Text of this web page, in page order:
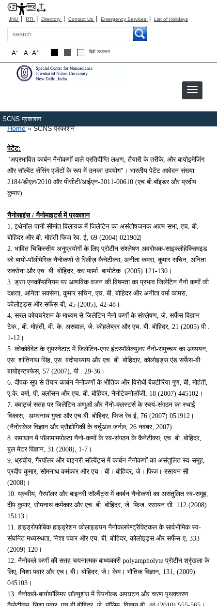
JNU | RTI | Directory | Contact Us | Emergency Services | List of Holidays
Search
A+
A
A- हिंदी रूपांतरण
SCNS प्रकाशन
Breadcrumb
Home SCNS प्रकाशन
पेटेंट:
"अप्रभावित कार्बन नैनोकणों वाले प्रतिदीप्ति लक्षण, तैयारी के तरीके, और बायोइमेजिंग
और सॉल्वेंट सेंसिंग एजेंटों के रूप में उनका उपयोग"। भारतीय पेटेंट आवेदन संख्या
2184/डीएल/2010 और पीसीटी/आईएन-2011-00610 (एच.बी.बॉइडर और प्रदीप
कुमार)
नैनोसाइंस / नैनोमाइटर्स में प्रकाशन
1. इथेनॉल-पानी सीमांत विलायक में जिलेटिन का असंतोषजनक आत्म-सभा, एच. बी.
बोहिदर और बी. मोहंती फिज रेव. ई, 69 (2004) 021902|
2. भावित चिकित्सीय अनुप्रयोगों के लिए प्रोटीन संश्लेषण अवरोधक-साइक्लोहेक्सिमइड
को बायो-पॉलीमेरिक नैनोकणों से रिलीज़ कैनेटीक्स, अनीता कमरा, कुमार सचिन, अनिता
सक्सेना और एच. बी. बोहिदर, कर फार्मा. बायोटेक. (2005) 121-130।
3. ड्रग एनकॉप्सनियम पर आणविक वजन की विषमता का प्रभाव जिलेटिन नैनो कणों की
दक्षता, अनिता सक्सेना, कुमार सचिन, एच. बी. बोहिदर और अनीता वर्मा कामरा,
कोलोइड्स और सर्फेस-बी, 45 (2005), 42-48।
4. सरल कोयचरेशन के माध्यम से जिलेटिन नैनो कणों के संश्लेषण, जे. सर्फेस विज्ञान
टेक., बी. मोहंती, वी. के. असवाल, जे. कोहलेब्रर और एच. बी. बोहिदर, 21 (2005) पी .
1-12।
5. कोकोवेवेट के सुपरनेटाट में जिलेटिन-एगर इंटरमॉलेक्युलर नैनो-समुच्चय का अध्ययन,
एस. शांतिनाथ सिंह, एस. बंदोपाध्याय और एच. बी. बोहिदार, कोलोइड्स एंड सर्फेस-बी:
बायोइन्टरफेस, 57 (2007), पी . 29-36।
6. दीपक सूप से तैयार कार्बन नैनोकणों के भौतिक और विरोधी बैक्टीरिया गुण, बी, मोहंती,
ए.के. वर्मा, पी. क्लॉसन और एच. बी. बोहिदर, नैनोटेक्नोलॉजी, 18 (2007) 445102।
7. क्वार्ट्ज सतह पर जिलेटिन अणुओं और नैनो-क्लस्टर्स के स्वयं-संगठन का स्थाई
विकास, अमरनाथ गुप्ता और एच.बी. बोहिदर, फिज रेव ई, 76 (2007) 051912।
(नैनोस्केल विज्ञान और प्रौद्योगिकी के वर्चुअल जर्नल, 26 नवंबर, 2007)
8. समाधान में पॉलामामपोल्टा नैनो-कणों के स्व-संगठन के कैनेटीक्स; एच. बी. बोहिदर,
बुल मेटर विज्ञान, 31 (2008), 1-7 ।
9. ध्रुवीय, गैरपॉलर और बाइनरी सॉल्वैंट्स में कार्बन नैनोकणों का असंतुलित स्व-समूह,
प्रदीप कुमार, सोमनाथ कर्मकार और एच। बी। बोहिदर, जे। फिज। रसायन सी
(2008)।
10. ध्रुवीय, गैरपॉलर और बाइनरी सॉल्वैंट्स में कार्बन नैनोकणों का असंतुलित स्व-समूह,
दीप कुमार, सोमनाथ कर्मकार और एच. बी. बोहिदर, जे. फिज. रसायन सी. 112 (2008)
15113।
11. हाइड्रोफोबिक हाइड्रेशन कोलाइडयन नैनोकलपेण्ट्रैक्टिकल के सार्वभौमिक स्व-
संघनित मध्यस्थता, निशा पवार और एच. बी. बोहिदर, कोलोइड्स और सर्फेस-ए, 333
(2009) 120।
12. नैनोकले कणों की सतह चयनात्मक बाध्यकारी polyampholyte प्रोटीन श्रृंखला के
लिए, निशा पवार और एच। बी। बोहिदर, जे। केम। भौतिक विज्ञान, 131, (2009)
045103।
13. नैनोकले-बायोपॉलिमर सॉल्यूशंस में स्पिनोल्ड अपघटन और चरण पृथक्करण